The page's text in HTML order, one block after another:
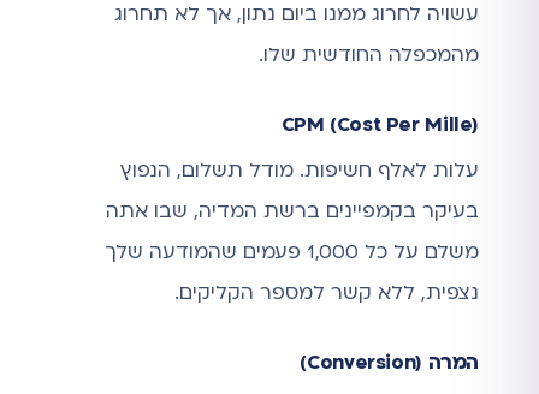
עשויה לחרוג ממנו ביום נתון, אך לא תחרוג
מהמכפלה החודשית שלו.
CPM (Cost Per Mille)
עלות לאלף חשיפות. מודל תשלום, הנפוץ
בעיקר בקמפיינים ברשת המדיה, שבו אתה
משלם על כל 1,000 פעמים שהמודעה שלך
נצפית, ללא קשר למספר הקליקים.
המרה (Conversion)